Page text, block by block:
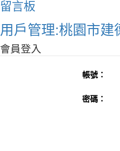
留言板
用戶管理:桃園市
會員登入
帳號：
密碼：